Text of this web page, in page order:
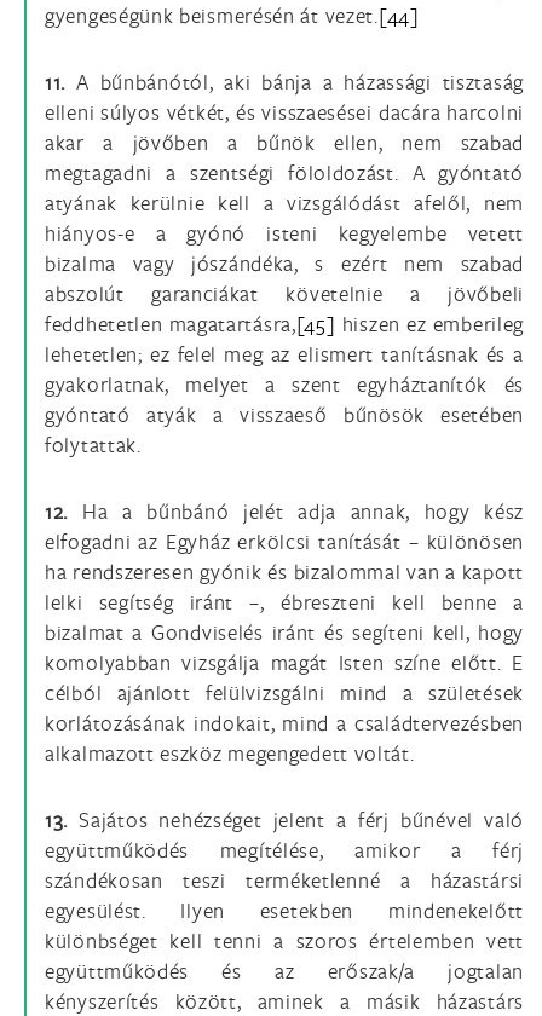
gyengeségünk beismerésén át vezet.[44]
11. A bűnbánótól, aki bánja a házassági tisztaság
elleni súlyos vétkét, és visszaesései dacára harcolni
akar a jövőben a bűnök ellen, nem szabad
megtagadni a szentségi föloldozást. A gyóntató
atyának kerülnie kell a vizsgálódást afelől, nem
hiányos-e a gyónó isteni kegyelembe vetett
bizalma vagy jószándéka, s ezért nem szabad
abszolút garanciákat követelnie a jövőbeli
feddhetetlen magatartásra,[45] hiszen ez emberileg
lehetetlen; ez felel meg az elismert tanításnak és a
gyakorlatnak, melyet a szent egyháztanítók és
gyóntató atyák a visszaeső bűnösök esetében
folytattak.
12. Ha a bűnbánó jelét adja annak, hogy kész
elfogadni az Egyház erkölcsi tanítását – különösen
ha rendszeresen gyónik és bizalommal van a kapott
lelki segítség iránt –, ébreszteni kell benne a
bizalmat a Gondviselés iránt és segíteni kell, hogy
komolyabban vizsgálja magát Isten színe előtt. E
célból ajánlott felülvizsgálni mind a születések
korlátozásának indokait, mind a családtervezésben
alkalmazott eszköz megengedett voltát.
13. Sajátos nehézséget jelent a férj bűnével való
együttműködés megítélése, amikor a férj
szándékosan teszi terméketlenné a házastársi
egyesülést. Ilyen esetekben mindenekelőtt
különbséget kell tenni a szoros értelemben vett
együttműködés és az erőszak/a jogtalan
kényszerítés között, aminek a másik házastárs